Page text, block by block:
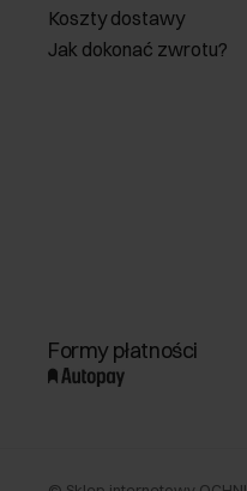
Koszty dostawy
Jak dokonać zwrotu?
Formy płatności